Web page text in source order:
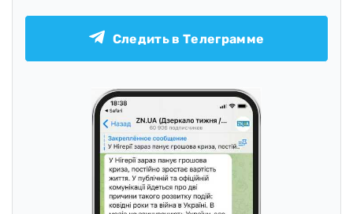
Следить в Телеграмме